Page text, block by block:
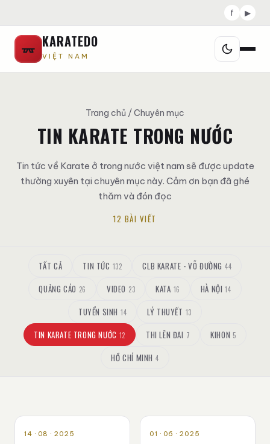
f ▶
KARATEDO
VIỆT NAM
Trang chủ / Chuyên mục
TIN KARATE TRONG NƯỚC
Tin tức về Karate ở trong nước việt nam sẽ được update
thường xuyên tại chuyên mục này. Cảm ơn bạn đã ghé
thăm và đón đọc
12 BÀI VIẾT
TẤT CẢ TIN TỨC 132 CLB KARATE - VÕ ĐƯỜNG 44
QUẢNG CÁO 26 VIDEO 23 KATA 16 HÀ NỘI 14
TUYỂN SINH 14 LÝ THUYẾT 13
TIN KARATE TRONG NƯỚC 12 THI LÊN ĐAI 7 KIHON 5
HỒ CHÍ MINH 4
TIN KARATE TRONG
14 · 08 · 2025 TIN TỨC
01 · 06 · 2025